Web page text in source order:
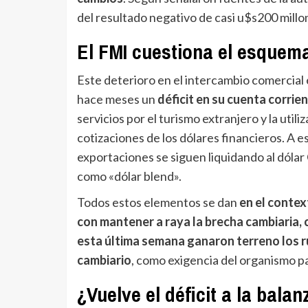
del resultado negativo de casi u$s200
El FMI cuestiona el
Este deterioro en el intercambio comercial
hace meses un déficit en su cuenta
servicios por el turismo extranjero y la
cotizaciones de los dólares financieros. A
exportaciones se siguen liquidando al
como «dólar blend».
Todos estos elementos se dan en el
con mantener a raya la brecha
esta última semana ganaron terreno los
cambiario, como exigencia del organismo
¿Vuelve el déficit a la